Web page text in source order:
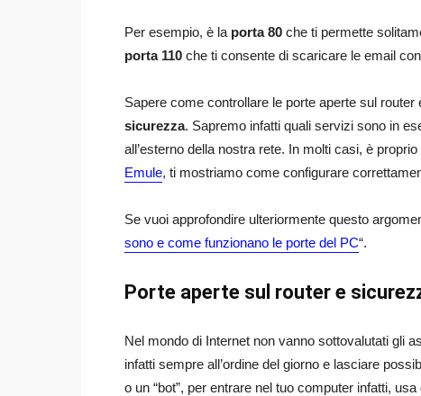
Per esempio, è la porta 80 che ti permette
porta 110 che ti consente di scaricare le email
Sapere come controllare le porte aperte sul
sicurezza. Sapremo infatti quali servizi sono in
all’esterno della nostra rete. In molti casi, è
Emule, ti mostriamo come configurare
Se vuoi approfondire ulteriormente questo
sono e come funzionano le porte del PC“.
Porte aperte sul router e
Nel mondo di Internet non vanno sottovalutati gli
infatti sempre all’ordine del giorno e lasciare
o un “bot”, per entrare nel tuo computer infatti,